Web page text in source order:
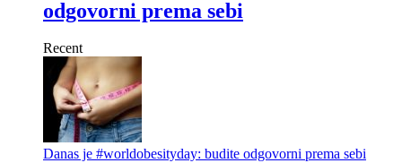
odgovorni prema sebi
Recent
Danas je #worldobesityday: budite odgovorni prema sebi